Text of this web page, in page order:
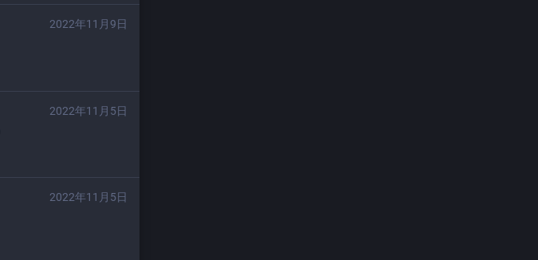
2022年11月9日
2022年11月5日
2022年11月5日